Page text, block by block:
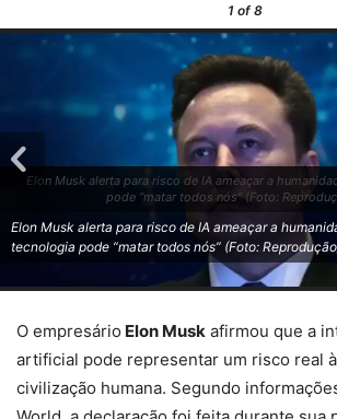
1 of 8
Elon Musk alerta para risco de IA ameaçar a
pode “matar todos nós” (Foto:
Elon Musk alerta para risco de IA ameaçar a
tecnologia pode “matar todos nós” (Foto:
O empresário Elon Musk afirmou que a
artificial pode representar um risco real
civilização humana. Segundo